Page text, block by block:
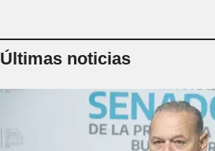
Últimas noticias